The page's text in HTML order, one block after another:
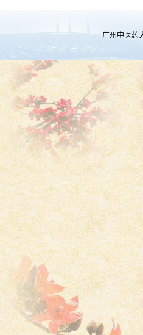
广州中医药